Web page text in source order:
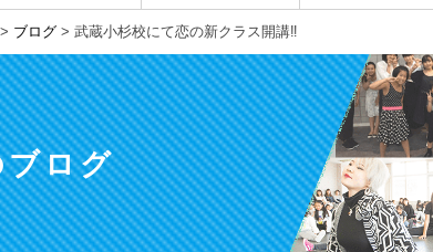
> ブログ > 武蔵小杉校にて恋の新クラス開講‼
ログ